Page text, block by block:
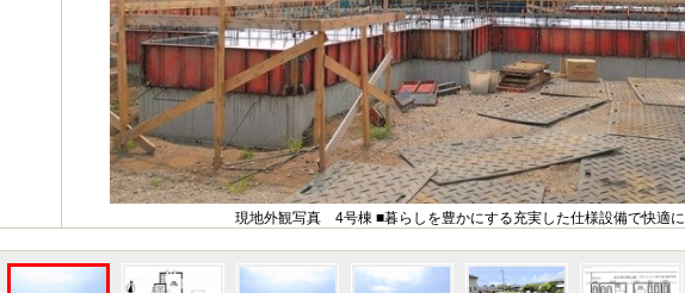
現地外観写真 4号棟 ■暮らしを豊かにする充実した仕様設備で快適に